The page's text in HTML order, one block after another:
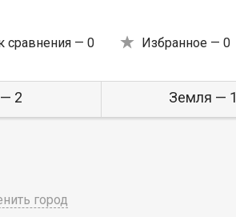
сравнения — 0 Избранное — 0
2 Земля — 1
город